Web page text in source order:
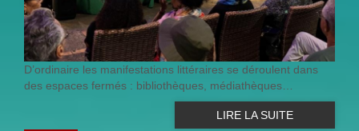
D’ordinaire les manifestations littéraires se déroulent dans
des espaces fermés : bibliothèques, médiathèques…
LIRE LA SUITE